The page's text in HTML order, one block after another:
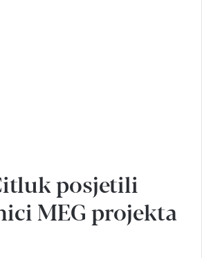
posjetili
MEG projekta